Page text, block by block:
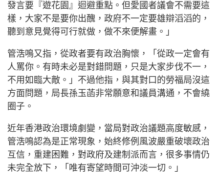
發言要『遊花園』迴避重點。但愛國者議會不需要這
樣，大家不是要你出醜，政府不一定要雄辯滔滔的，
聽到意見覺得可行就做，做不來便解畫。」
管浩鳴又指，從政者要有政治胸懷，「從政一定會有
人罵你。有時未必是對錯問題，只是大家步伐不一，
不用如臨大敵。」不過他指，與其對口的勞福局沒這
方面問題，局長孫玉菡非常願意和議員溝通，不會繞
圈子。
近年香港政治環境劇變，當局對政治議題高度敏感，
管浩鳴認為是正常現象，始終修例風波嚴重破壞政治
互信，重建困難，對政府及建制派而言，很多事情仍
未完全放下，「唯有寄望時間可沖淡一切。」